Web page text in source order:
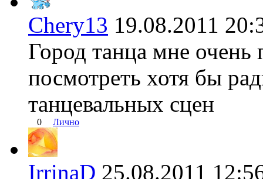
Chery13 19.08.2011
Город танца мне очень
посмотреть хотя бы
танцевальных сцен
0 Лично
IrrinaD 25.08.2011